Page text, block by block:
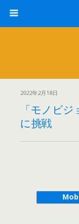
2022年2月18日
「モノビ
に挑戦